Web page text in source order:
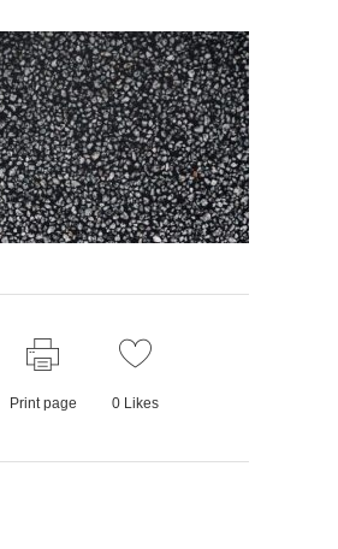
Print page 0Likes